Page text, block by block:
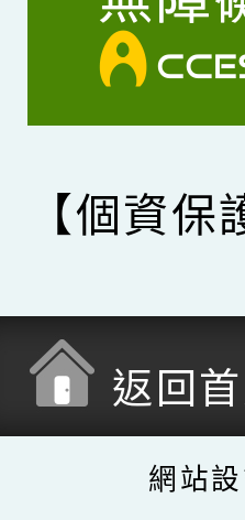
【個資保
返回
網站